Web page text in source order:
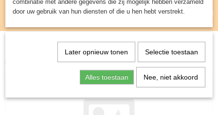
Inloggen Registreren
UW WINKELWAGEN
(0)
Ruilkaarten>Accessoires
Ultimate Guard
Zipfolio 320 16-Pocket Xenoskin - Blue
combinatie met andere gegevens die zij mogelijk hebben verzameld
door uw gebruik van hun diensten of die u hen hebt verstrekt.
Later opnieuw tonen Selectie toestaan
Alles toestaan Nee, niet akkoord